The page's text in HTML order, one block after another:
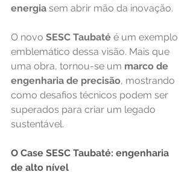
energia sem abrir mão da inovação.
O novo SESC Taubaté é um exemplo
emblemático dessa visão. Mais que
uma obra, tornou-se um marco de
engenharia de precisão, mostrando
como desafios técnicos podem ser
superados para criar um legado
sustentável.
O Case SESC Taubaté: engenharia
de alto nível